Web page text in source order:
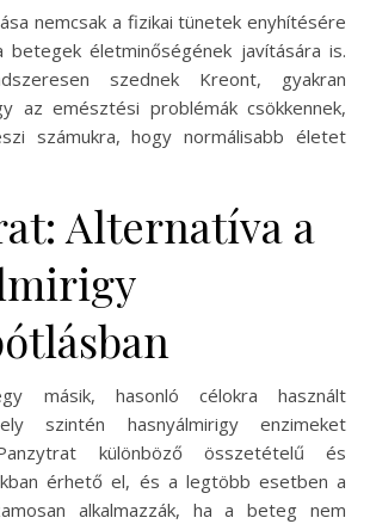
nemcsak a fizikai tünetek enyhítésére
betegek életminőségének javítására is.
szednek Kreont, gyakran
az emésztési problémák csökkennek,
számukra, hogy normálisabb életet
Alternatíva a
másik, hasonló célokra használt
szintén hasnyálmirigy enzimeket
különböző összetételű és
érhető el, és a legtöbb esetben a
alkalmazzák, ha a beteg nem